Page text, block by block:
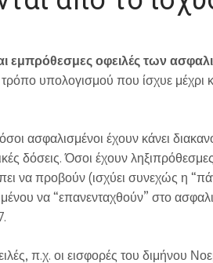
εμπρόθεσμες οφειλές των
υπολογισμού που ίσχυε μέχρι
ασφαλισμένοι έχουν κάνει
δόσεις. Όσοι έχουν
να προβούν (ισχύει συνεχώς η
να “επανενταχθούν” στο
π.χ. οι εισφορές του διμήνου